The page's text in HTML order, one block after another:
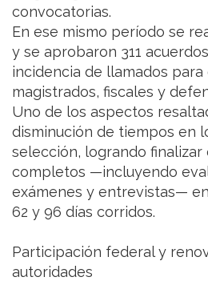
convocatorias.
En ese mismo período se
y se aprobaron 311
incidencia de llamados
magistrados, fiscales y
Uno de los aspectos
disminución de tiempos en
selección, logrando finalizar
completos —incluyendo
exámenes y entrevistas—
62 y 96 días corridos.
Participación federal y
autoridades